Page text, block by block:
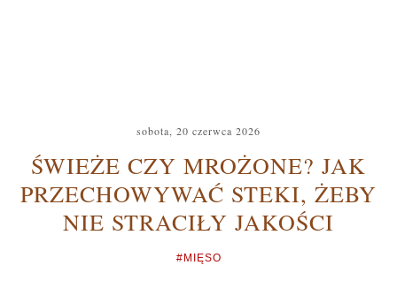
sobota, 20 czerwca 2026
ŚWIEŻE CZY MROŻONE? JAK
PRZECHOWYWAĆ STEKI, ŻEBY
NIE STRACIŁY JAKOŚCI
#MIĘSO